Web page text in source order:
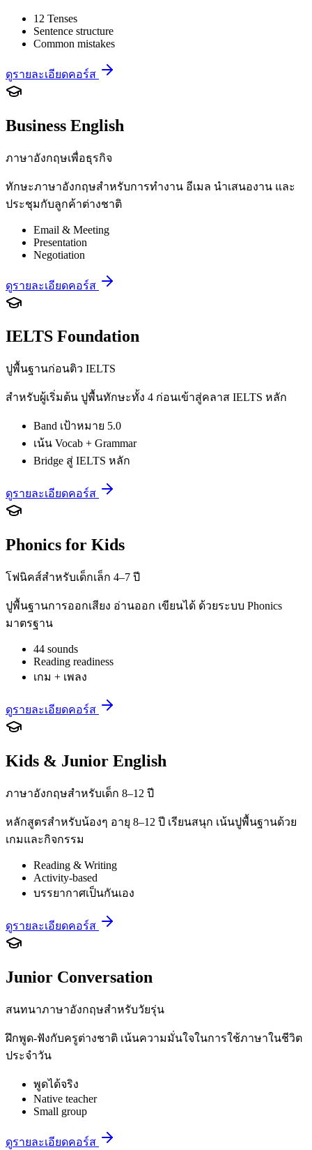
12 Tenses
Sentence structure
Common mistakes
ดูรายละเอียดคอร์ส
Business English
ภาษาอังกฤษเพื่อธุรกิจ
ทักษะภาษาอังกฤษสำหรับการทำงาน อีเมล นำเสนองาน และ
ประชุมกับลูกค้าต่างชาติ
Email & Meeting
Presentation
Negotiation
ดูรายละเอียดคอร์ส
IELTS Foundation
ปูพื้นฐานก่อนติว IELTS
สำหรับผู้เริ่มต้น ปูพื้นทักษะทั้ง 4 ก่อนเข้าสู่คลาส IELTS หลัก
Band เป้าหมาย 5.0
เน้น Vocab + Grammar
Bridge สู่ IELTS หลัก
ดูรายละเอียดคอร์ส
Phonics for Kids
โฟนิคส์สำหรับเด็กเล็ก 4–7 ปี
ปูพื้นฐานการออกเสียง อ่านออก เขียนได้ ด้วยระบบ Phonics
มาตรฐาน
44 sounds
Reading readiness
เกม + เพลง
ดูรายละเอียดคอร์ส
Kids & Junior English
ภาษาอังกฤษสำหรับเด็ก 8–12 ปี
หลักสูตรสำหรับน้องๆ อายุ 8–12 ปี เรียนสนุก เน้นปูพื้นฐานด้วย
เกมและกิจกรรม
Reading & Writing
Activity-based
บรรยากาศเป็นกันเอง
ดูรายละเอียดคอร์ส
Junior Conversation
สนทนาภาษาอังกฤษสำหรับวัยรุ่น
ฝึกพูด-ฟังกับครูต่างชาติ เน้นความมั่นใจในการใช้ภาษาในชีวิต
ประจำวัน
พูดได้จริง
Native teacher
Small group
ดูรายละเอียดคอร์ส